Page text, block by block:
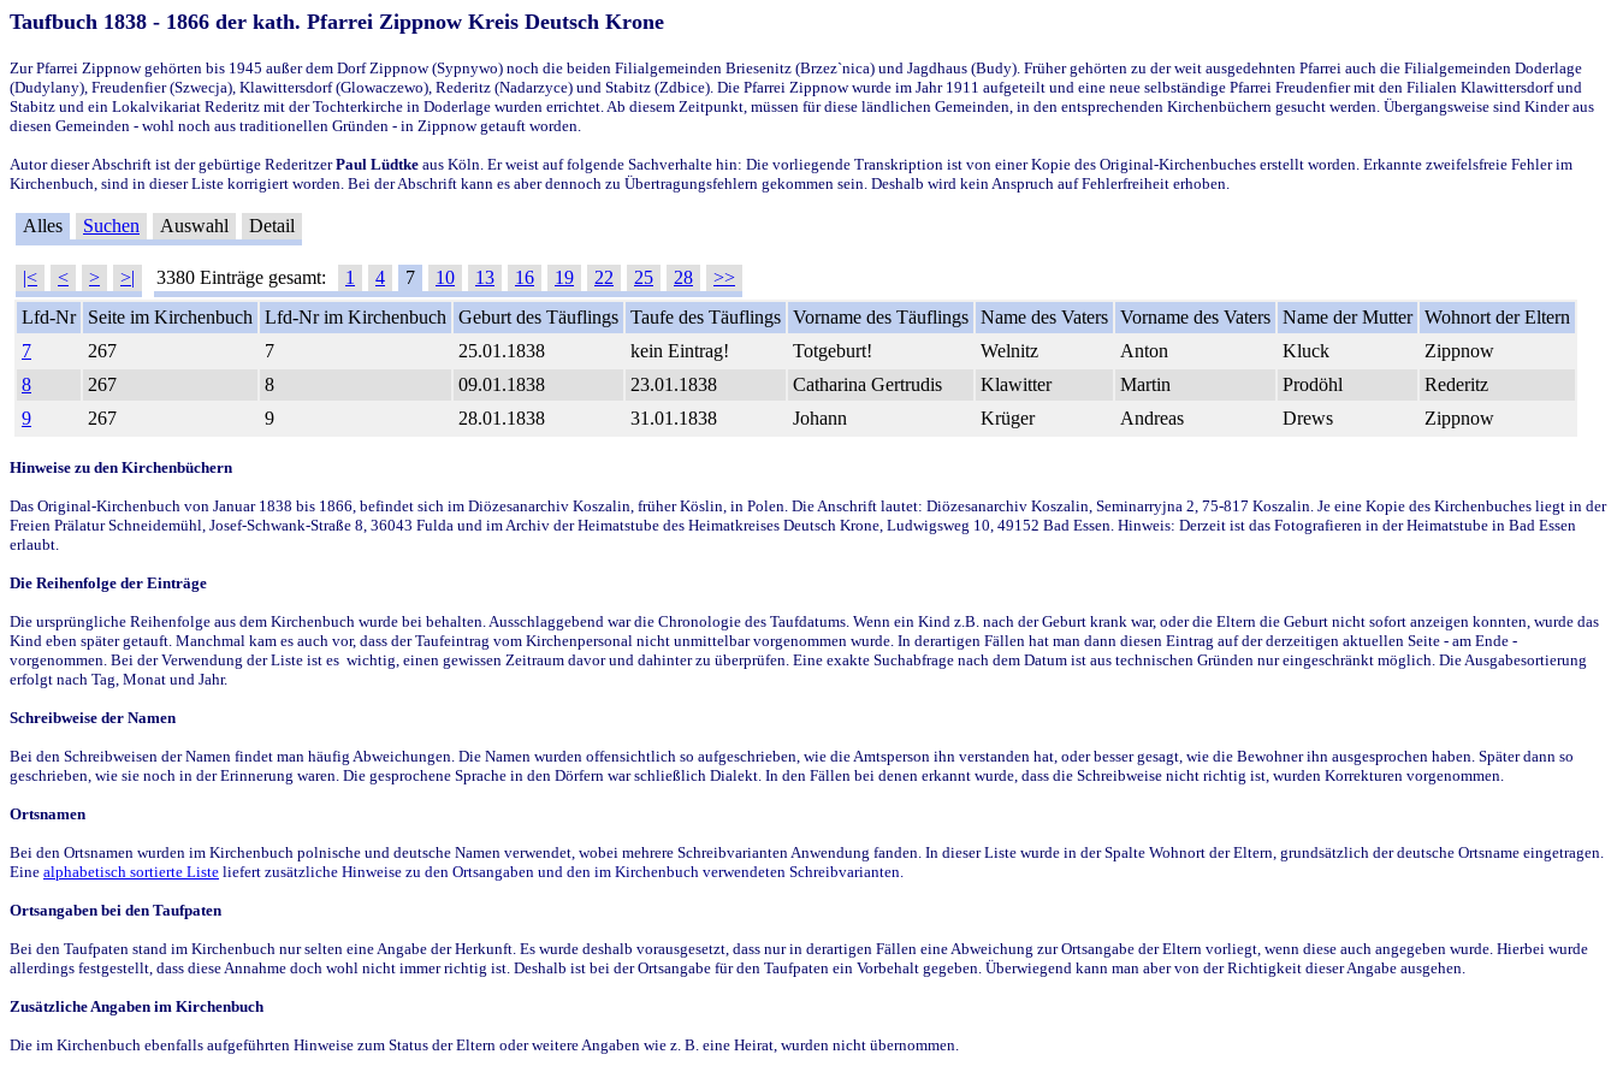
Taufbuch 1838 - 1866 der kath. Pfarrei Zippnow Kreis Deutsch Krone
Zur Pfarrei Zippnow gehörten bis 1945 außer dem Dorf Zippnow (Sypnywo) noch die beiden Filialgemeinden Briesenitz (Brzez`nica) und Jagdhaus (Budy). Früher gehörten zu der weit ausgedehnten Pfarrei auch die Filialgemeinden Doderlage
(Dudylany), Freudenfier (Szwecja), Klawittersdorf (Glowaczewo), Rederitz (Nadarzyce) und Stabitz (Zdbice). Die Pfarrei Zippnow wurde im Jahr 1911 aufgeteilt und eine neue selbständige Pfarrei Freudenfier mit den Filialen Klawittersdorf und
Stabitz und ein Lokalvikariat Rederitz mit der Tochterkirche in Doderlage wurden errichtet. Ab diesem Zeitpunkt, müssen für diese ländlichen Gemeinden, in den entsprechenden Kirchenbüchern gesucht werden. Übergangsweise sind Kinder aus
diesen Gemeinden - wohl noch aus traditionellen Gründen - in Zippnow getauft worden.
Autor dieser Abschrift ist der gebürtige RederitzerPaul Lüdtke aus Köln. Er weist auf folgende Sachverhalte hin: Die vorliegende Transkription ist von einer Kopie des Original-Kirchenbuches erstellt worden. Erkannte zweifelsfreie Fehler im
Kirchenbuch, sind in dieser Liste korrigiert worden. Bei der Abschrift kann es aber dennoch zu Übertragungsfehlern gekommen sein. Deshalb wird kein Anspruch auf Fehlerfreiheit erhoben.
Alles Suchen Auswahl Detail
|< < > >| 3380 Einträge gesamt: 1 4 7 10 13 16 19 22 25 28
>>
Lfd-Nr
Seite im Kirchenbuch Lfd-Nr im Kirchenbuch Geburt des Täuflings Taufe des Täuflings Vorname des Täuflings Name des Vaters Vorname des Vaters Name der Mutter Wohnort der Eltern
7
267 7 25.01.1838 kein Eintrag! Totgeburt! Welnitz Anton Kluck
Zippnow
8
267 8 09.01.1838 23.01.1838 Catharina Gertrudis Klawitter Martin Prodöhl
Rederitz
9
267 9 28.01.1838 31.01.1838 Johann Krüger Andreas Drews Zippnow
Hinweise zu den Kirchenbüchern
Das Original-Kirchenbuch von Januar 1838 bis 1866, befindet sich im Diözesanarchiv Koszalin, früher Köslin, in Polen. Die Anschrift lautet: Diözesanarchiv Koszalin, Seminarryjna 2, 75-817 Koszalin. Je eine Kopie des Kirchenbuches liegt in der
Freien Prälatur Schneidemühl, Josef-Schwank-Straße 8, 36043 Fulda und im Archiv der Heimatstube des Heimatkreises Deutsch Krone, Ludwigsweg 10, 49152 Bad Essen. Hinweis: Derzeit ist das Fotografieren in der Heimatstube in Bad Essen
erlaubt.
Die Reihenfolge der Einträge
Die ursprüngliche Reihenfolge aus dem Kirchenbuch wurde bei behalten. Ausschlaggebend war die Chronologie des Taufdatums. Wenn ein Kind z.B. nach der Geburt krank war, oder die Eltern die Geburt nicht sofort anzeigen konnten, wurde das
Kind eben später getauft. Manchmal kam es auch vor, dass der Taufeintrag vom Kirchenpersonal nicht unmittelbar vorgenommen wurde. In derartigen Fällen hat man dann diesen Eintrag auf der derzeitigen aktuellen Seite - am Ende -
vorgenommen. Bei der Verwendung der Liste ist es wichtig, einen gewissen Zeitraum davor und dahinter zu überprüfen. Eine exakte Suchabfrage nach dem Datum ist aus technischen Gründen nur eingeschränkt möglich. Die Ausgabesortierung
erfolgt nach Tag, Monat und Jahr.
Schreibweise der Namen
Bei den Schreibweisen der Namen findet man häufig Abweichungen. Die Namen wurden offensichtlich so aufgeschrieben, wie die Amtsperson ihn verstanden hat, oder besser gesagt, wie die Bewohner ihn ausgesprochen haben. Später dann so
geschrieben, wie sie noch in der Erinnerung waren. Die gesprochene Sprache in den Dörfern war schließlich Dialekt. In den Fällen bei denen erkannt wurde, dass die Schreibweise nicht richtig ist, wurden Korrekturen vorgenommen.
Ortsnamen
Bei den Ortsnamen wurden im Kirchenbuch polnische und deutsche Namen verwendet, wobei mehrere Schreibvarianten Anwendung fanden. In dieser Liste wurde in der Spalte Wohnort der Eltern, grundsätzlich der deutsche Ortsname eingetragen.
Eine alphabetisch sortierte Liste liefert zusätzliche Hinweise zu den Ortsangaben und den im Kirchenbuch verwendeten Schreibvarianten.
Ortsangaben bei den Taufpaten
Bei den Taufpaten stand im Kirchenbuch nur selten eine Angabe der Herkunft. Es wurde deshalb vorausgesetzt, dass nur in derartigen Fällen eine Abweichung zur Ortsangabe der Eltern vorliegt, wenn diese auch angegeben wurde. Hierbei wurde
allerdings festgestellt, dass diese Annahme doch wohl nicht immer richtig ist. Deshalb ist bei der Ortsangabe für den Taufpaten ein Vorbehalt gegeben. Überwiegend kann man aber von der Richtigkeit dieser Angabe ausgehen.
Zusätzliche Angaben im Kirchenbuch
Die im Kirchenbuch ebenfalls aufgeführten Hinweise zum Status der Eltern oder weitere Angaben wie z. B. eine Heirat, wurden nicht übernommen.